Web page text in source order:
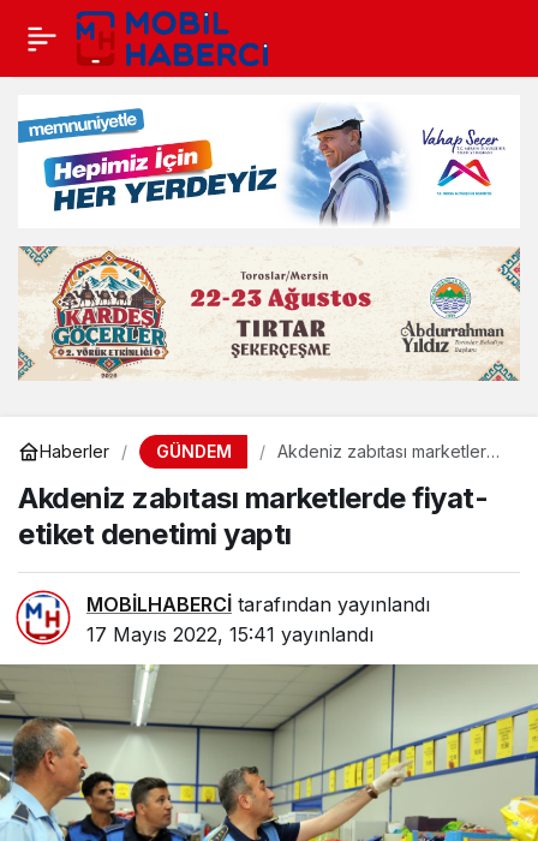
Haberler GÜNDEM
Akdeniz zabıtası marketlerde
Akdeniz zabıtası marketlerde fiyat-
etiket denetimi yaptı
MOBİLHABERCİ tarafından yayınlandı
17 Mayıs 2022, 15:41 yayınlandı